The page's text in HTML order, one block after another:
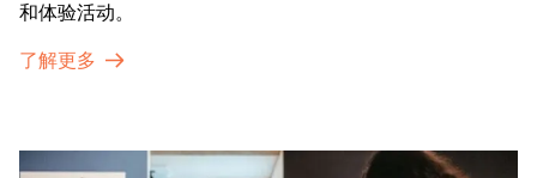
和体验活动。
了解更多